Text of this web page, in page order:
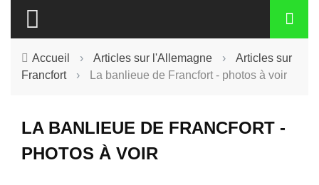
Accueil › Articles sur l'Allemagne ›
Articles sur
Francfort
› La banlieue de Francfort - photos à voir
LA BANLIEUE DE FRANCFORT -
PHOTOS À VOIR